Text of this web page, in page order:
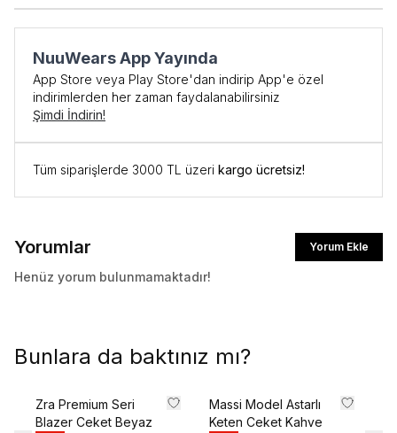
NuuWears App Yayında
App Store veya Play Store'dan indirip App'e özel
indirimlerden her zaman faydalanabilirsiniz
Şimdi İndirin!
Tüm siparişlerde 3000 TL üzeri kargo ücretsiz!
Yorumlar Yorum Ekle
Henüz yorum bulunmamaktadır!
Bunlara da baktınız mı?
Zra Premium Seri
Blazer Ceket Beyaz
Massi Model Astarlı
Keten Ceket Kahve
İlk Siparişe Özel
%10 İNDİRİM
İlk siparişte %10 indirim kodunu öğrenmek ve
size özel teklifler için kaydolun.
Kayıt Ol
E-posta adresinizi girerek pazarlama ve tanıtım ile ilgili iletişim almayı kabul edersiniz ve